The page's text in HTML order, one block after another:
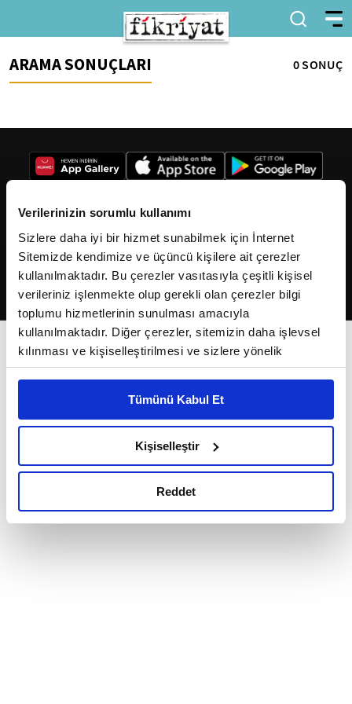
Verilerinizin sorumlu kullanımı
Sizlere daha iyi bir hizmet sunabilmek için İnternet
Sitemizde kendimize ve üçüncü kişilere ait çerezler
kullanılmaktadır. Bu çerezler vasıtasıyla çeşitli kişisel
verileriniz işlenmekte olup gerekli olan çerezler bilgi
toplumu hizmetlerinin sunulması amacıyla
kullanılmaktadır. Diğer çerezler, sitemizin daha işlevsel
kılınması ve kişiselleştirilmesi ve sizlere yönelik
reklam/pazarlama faaliyetlerinin yapılması, amaçlarıyla
Çerezlere ilişkin tercihlerinizi çerez paneli vasıtasıyla
belirleyebilirsiniz. Çerezlere ilişkin detaylı bilgi için
Ayarlar butonuna tıklayabilir,Çerez Bilgilendirme
Metnimizi ziyaret edebilirsiniz.
okumak ve sitemizi ziyaretiniz kapsamında
Tümünü Kabul Et
Kişiselleştir
Reddet
ARAMA SONUÇLARI 0 SONUÇ
2026Fikriyat. Tüm hakları saklıdır.